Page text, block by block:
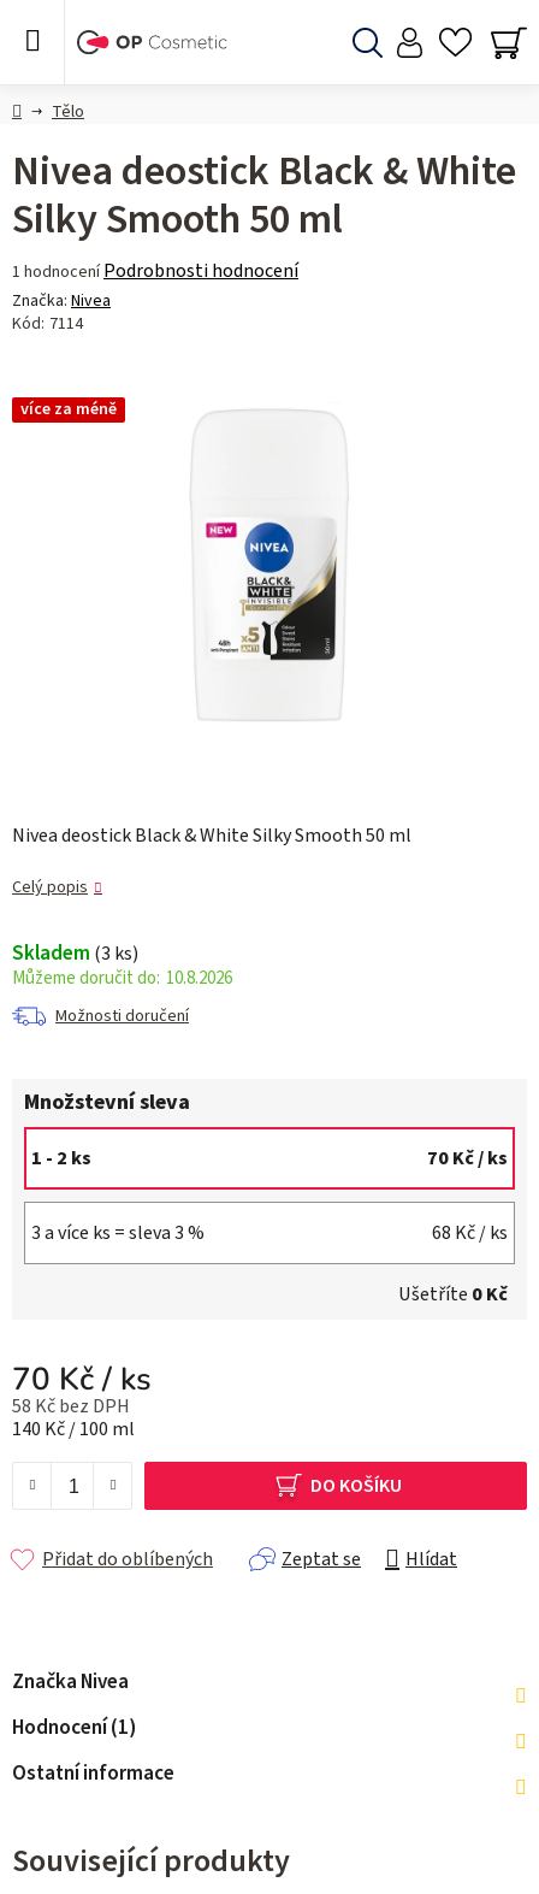
DomůTělo
Nivea deostick Black & White Silky Smooth 50 ml
Celý popis
Skladem (3 ks)
10.8.2026
Možnosti doručení
Množstevní sleva
1 - 2 ks 70 Kč/ ks
3 a více ks = sleva 3 % 68 Kč/ ks
Ušetříte 0 Kč
70 Kč/ ks
58 Kč bez DPH
Měrná cena:
140 Kč / 100 ml
DO KOŠÍKU
Zeptat se Hlídat
Přidat do oblíbených
Nivea deostick Black & White
Silky Smooth 50 ml
Průměrné
hodnocení
produktu
z 5
hvězdiček.
1 hodnocení Podrobnosti hodnocení
Značka: Nivea
Kód: 7114
více za méně
Značka Nivea
Hodnocení (1)
Ostatní informace
Související produkty